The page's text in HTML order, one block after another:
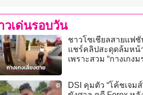
วเด่นรอบวัน
ชาวโซเชียลสายแฟ
แชร์คลิปสะดุดล้มหน้
เพราะสวม “กางเกง
DSI คุมตัว “โค้ชเจมส์